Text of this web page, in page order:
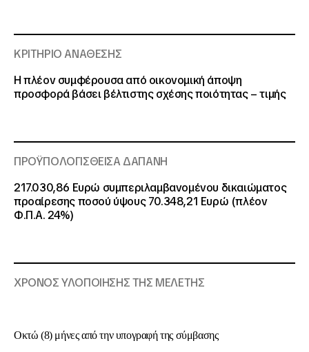
ΚΡΙΤΗΡΙΟ ΑΝΑΘΕΣΗΣ
Η πλέον συμφέρουσα από οικονομική άποψη
προσφορά βάσει βέλτιστης σχέσης ποιότητας – τιμής
ΠΡΟΫΠΟΛΟΓΙΣΘΕΙΣΑ ΔΑΠΑΝΗ
217.030,86 Ευρώ συμπεριλαμβανομένου δικαιώματος
προαίρεσης ποσού ύψους 70.348,21 Ευρώ (πλέον
Φ.Π.Α. 24%)
ΧΡΟΝΟΣ ΥΛΟΠΟΙΗΣΗΣ ΤΗΣ ΜΕΛΕΤΗΣ
Οκτώ (8) μήνες από την υπογραφή της σύμβασης